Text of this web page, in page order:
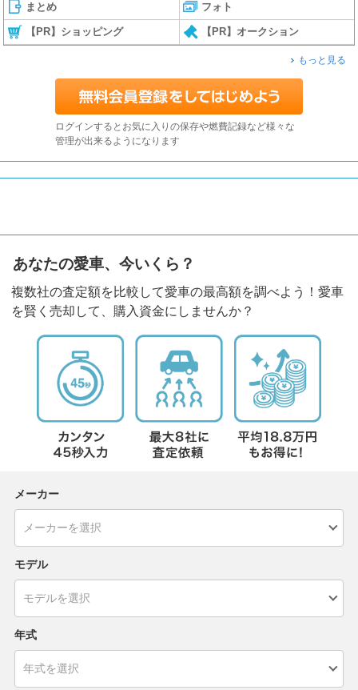
まとめ フォト
【PR】ショッピング 【PR】オークション
もっと見る
ログインするとお気に入りの保存や燃費記録など様々な
管理が出来るようになります
あなたの愛車、今いくら？
複数社の査定額を比較して愛車の最高額を調べよう！愛車
を賢く売却して、購入資金にしませんか？
メーカー
モデル
年式